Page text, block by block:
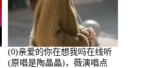
(0)亲爱的你在想我吗在线听
(原唱是陶晶晶)，薇演唱点